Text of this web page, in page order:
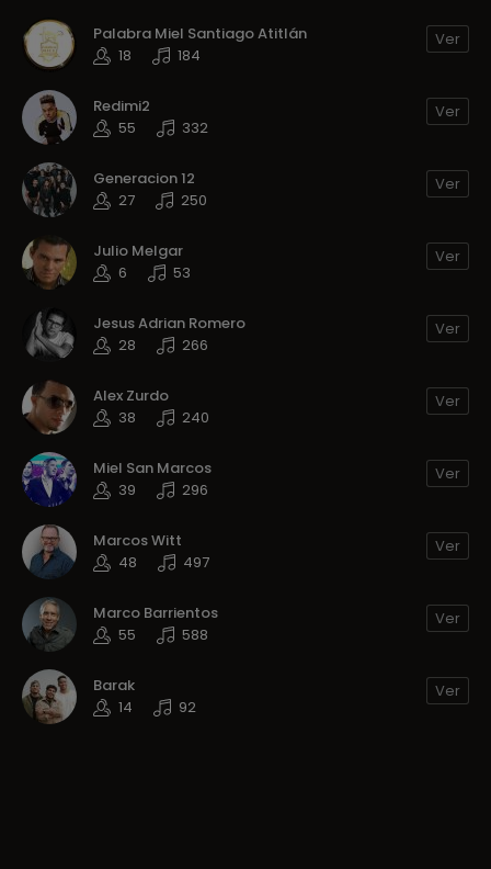
Palabra Miel Santiago Atitlán
18
184
Ver
Redimi2
55
332
Ver
Generacion 12
27
250
Ver
Julio Melgar
6
53
Ver
Jesus Adrian Romero
28
266
Ver
Alex Zurdo
38
240
Ver
Miel San Marcos
39
296
Ver
Marcos Witt
48
497
Ver
Marco Barrientos
55
588
Ver
Barak
14
92
Ver